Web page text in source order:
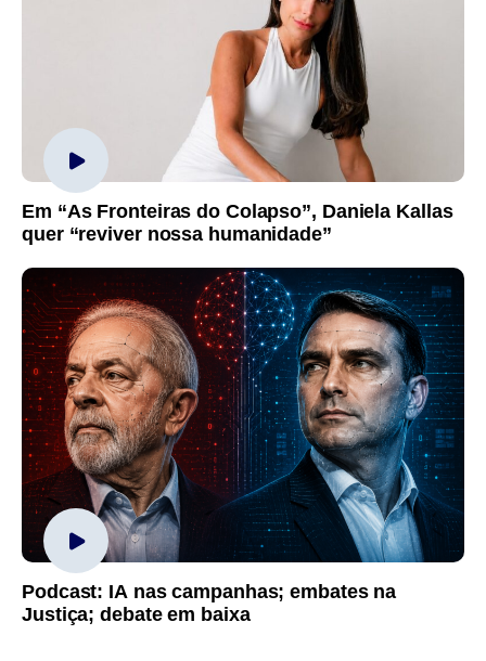
Em “As Fronteiras do Colapso”, Daniela Kallas
quer “reviver nossa humanidade”
Podcast: IA nas campanhas; embates na
Justiça; debate em baixa